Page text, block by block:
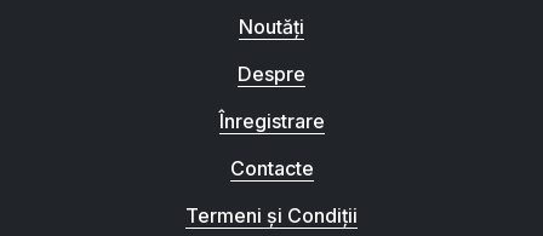
Noutăți
Despre
Înregistrare
Contacte
Termeni și Condiții